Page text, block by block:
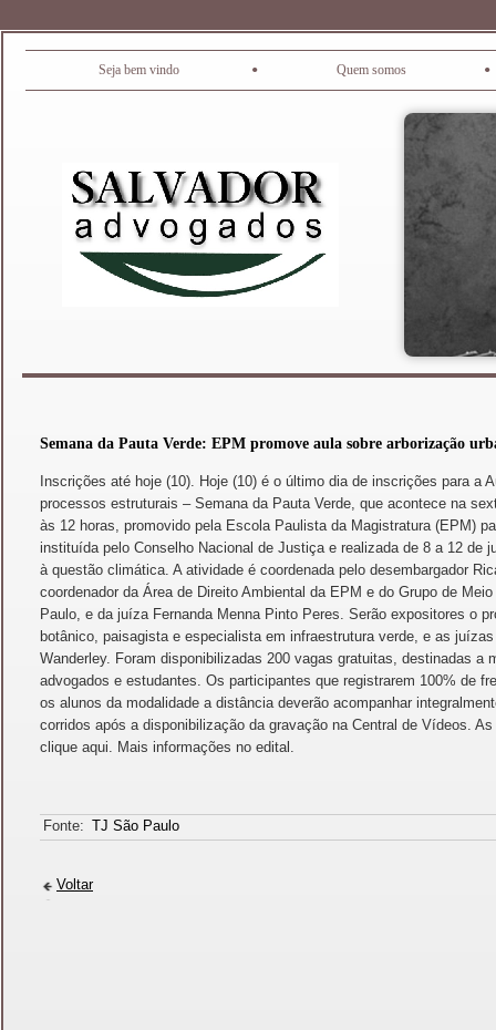
Seja bem vindo • Quem somos •
Semana da Pauta Verde: EPM promove aula sobre arborização
Inscrições até hoje (10). Hoje (10) é o último dia de inscrições para a
processos estruturais – Semana da Pauta Verde, que acontece na
às 12 horas, promovido pela Escola Paulista da Magistratura (EPM)
instituída pelo Conselho Nacional de Justiça e realizada de 8 a 12 de
à questão climática. A atividade é coordenada pelo desembargador
coordenador da Área de Direito Ambiental da EPM e do Grupo de
Paulo, e da juíza Fernanda Menna Pinto Peres. Serão expositores o
botânico, paisagista e especialista em infraestrutura verde, e as
Wanderley. Foram disponibilizadas 200 vagas gratuitas, destinadas a
advogados e estudantes. Os participantes que registrarem 100% de
os alunos da modalidade a distância deverão acompanhar
corridos após a disponibilização da gravação na Central de Vídeos.
clique aqui. Mais informações no edital.
Fonte: TJ São Paulo
Voltar